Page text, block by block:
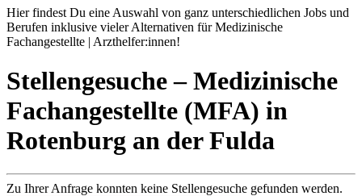
Hier findest Du eine Auswahl von ganz unterschiedlichen Jobs und
Berufen inklusive vieler Alternativen für Medizinische
Fachangestellte | Arzthelfer:innen!
Stellengesuche– Medizinische
Fachangestellte (MFA) in
Rotenburg an der Fulda
Zu Ihrer Anfrage konnten keine Stellengesuche gefunden werden.